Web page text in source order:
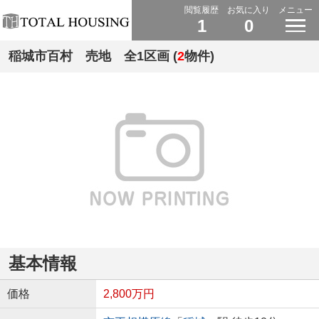
閲覧履歴
1
お気に入り
0
メニュー
稲城市百村 売地 全1区画 (2物件)
基本情報
価格 2,800万円